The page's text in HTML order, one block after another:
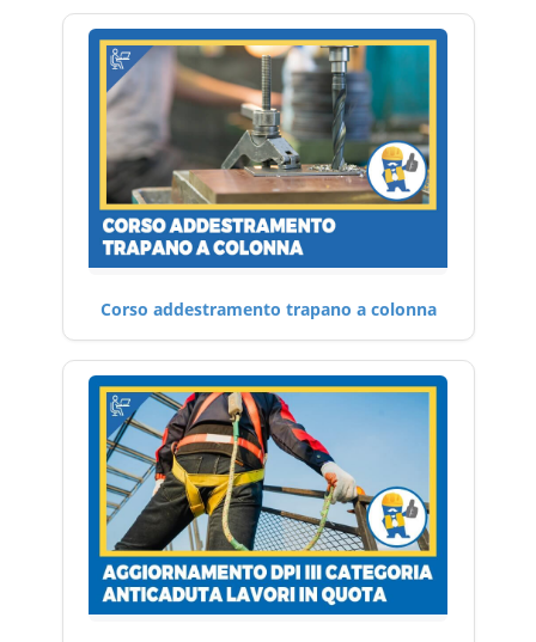
Corso addestramento trapano a colonna